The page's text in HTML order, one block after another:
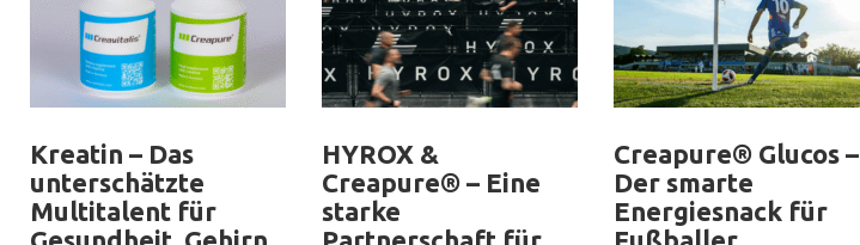
Kreatin – Das
unterschätzte
Multitalent für
HYROX &
Creapure® – Eine
starke
Creapure® Glucos –
Der smarte
Energiesnack für